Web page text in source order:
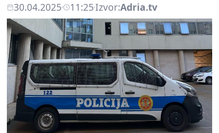
30.04.2025 11:25Izvor:Adria.tv